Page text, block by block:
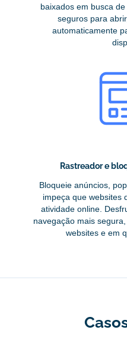
baixados em busca
seguros para
automaticamente
Rastreador e
Bloqueie anúncios,
impeça que websites
atividade online.
navegação mais
websites e em